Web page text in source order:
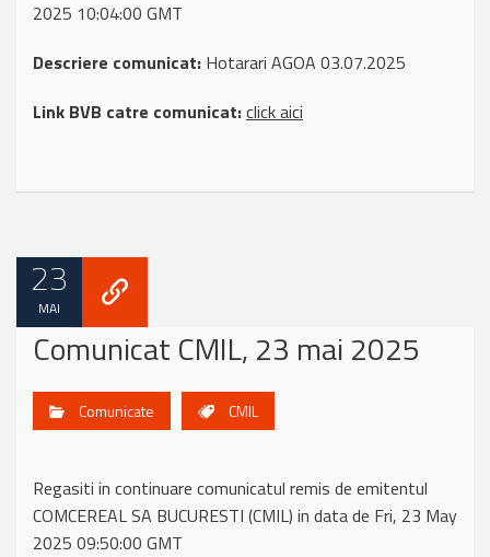
2025 10:04:00 GMT
Descriere comunicat: Hotarari AGOA 03.07.2025
Link BVB catre comunicat:click aici
23
MAI
Comunicat CMIL, 23 mai 2025
Comunicate CMIL
Regasiti in continuare comunicatul remis de emitentul
COMCEREAL SA BUCURESTI (CMIL) in data de Fri, 23 May
2025 09:50:00 GMT